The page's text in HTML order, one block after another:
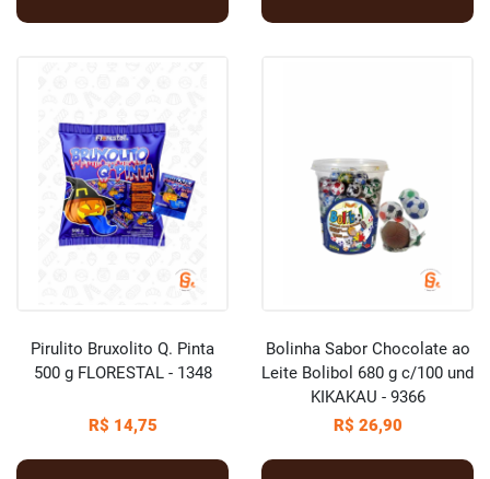
Pirulito Bruxolito Q. Pinta
500 g FLORESTAL - 1348
R$ 14,75
Bolinha Sabor Chocolate ao
Leite Bolibol 680 g c/100 und
KIKAKAU - 9366
R$ 26,90